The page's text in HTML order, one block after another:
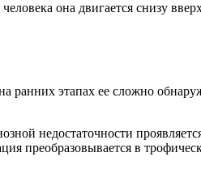
она двигается снизу
ранних этапах ее сложно
недостаточности
преобразовывается в